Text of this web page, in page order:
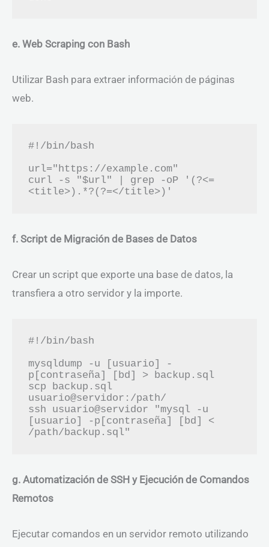
e. Web Scraping con Bash
Utilizar Bash para extraer información de páginas
web.
#!/bin/bash
url="https://example.com"
curl -s "$url" | grep -oP '(?<=
f. Script de Migración de Bases de Datos
Crear un script que exporte una base de datos, la
transfiera a otro servidor y la importe.
#!/bin/bash
mysqldump -u [usuario] -
p[contraseña] [bd] > backup.sql
scp backup.sql
usuario@servidor:/path/
ssh usuario@servidor "mysql -u
[usuario] -p[contraseña] [bd] <
g. Automatización de SSH y Ejecución de Comandos
Remotos
Ejecutar comandos en un servidor remoto utilizando